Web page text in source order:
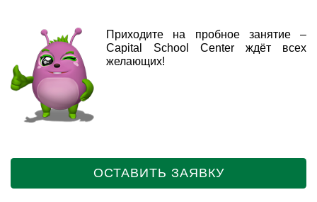
Приходите на пробное занятие –
Capital School Center ждёт всех
желающих!
ОСТАВИТЬ ЗАЯВКУ